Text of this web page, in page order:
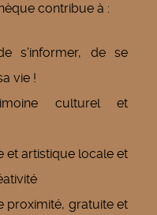
contribue à :
s'informer, de se
vie !
culturel et
et artistique locale et
proximité, gratuite et